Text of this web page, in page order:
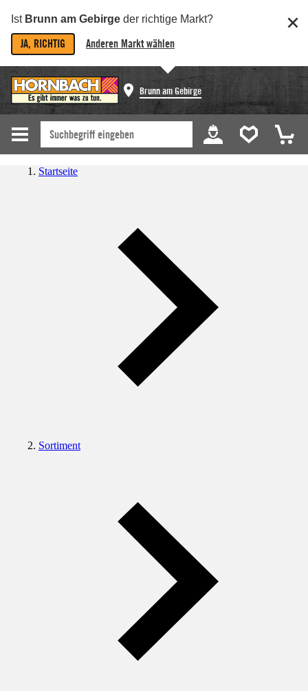
Ist Brunn am Gebirge der richtige Markt?
JA, RICHTIG Anderen Markt wählen
Brunn am Gebirge
Startseite
Sortiment